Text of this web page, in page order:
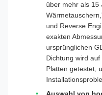
über mehr als 15
und Reverse
exakten
ursprünglichen
Dichtung wird
Platten getestet,